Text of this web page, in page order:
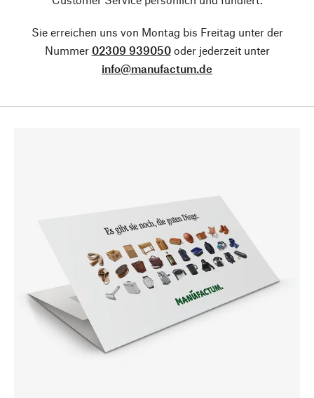
Sie erreichen uns von Montag bis Freitag unter der
Nummer 02309 939050oder jederzeit unter
info@manufactum.de